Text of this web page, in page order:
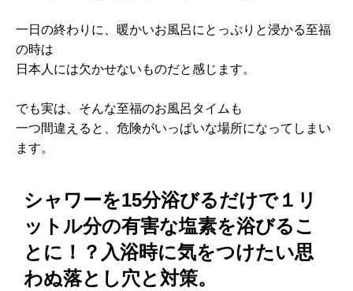
一日の終わりに、暖かいお風呂にとっぷりと浸かる至福
の時は
日本人には欠かせないものだと感じます。
でも実は、そんな至福のお風呂タイムも
一つ間違えると、危険がいっぱいな場所になってしまい
ます。
シャワーを15分浴びるだけで１リ
ットル分の有害な塩素を浴びるこ
とに！？入浴時に気をつけたい思
わぬ落とし穴と対策。